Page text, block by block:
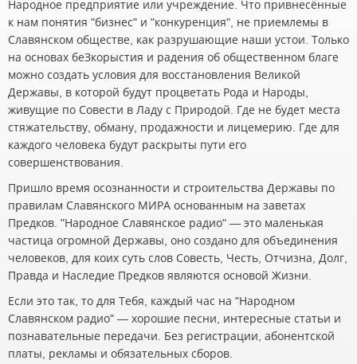
Народное предприятие или учреждение. Что привнесённые
к нам понятия "бизнес" и "конкуренция", не приемлемы в
Славянском обществе, как разрушающие наши устои. Только
на основах беЗкорыстия и радения об общественном благе
можно создать условия для восстановления Великой
Державы, в которой будут процветать Рода и Народы,
живущие по Совести в Ладу с Природой. Где не будет места
стяжательству, обману, продажности и лицемерию. Где для
каждого человека будут раскрыты пути его
совершенствования.
Пришло время осознанности и строительства Державы по
правилам Славянского МИРА основанным на заветах
Предков. "Народное Славянское радио" — это маленькая
частица огромной Державы, оно создано для объединения
человеков, для коих суть слов Совесть, Честь, Отчизна, Долг,
Правда и Наследие Предков являются основой Жизни.
Если это так, то для Тебя, каждый час на "Народном
Славянском радио" — хорошие песни, интересные статьи и
познавательные передачи. Без регистрации, абонентской
платы, рекламы и обязательных сборов.